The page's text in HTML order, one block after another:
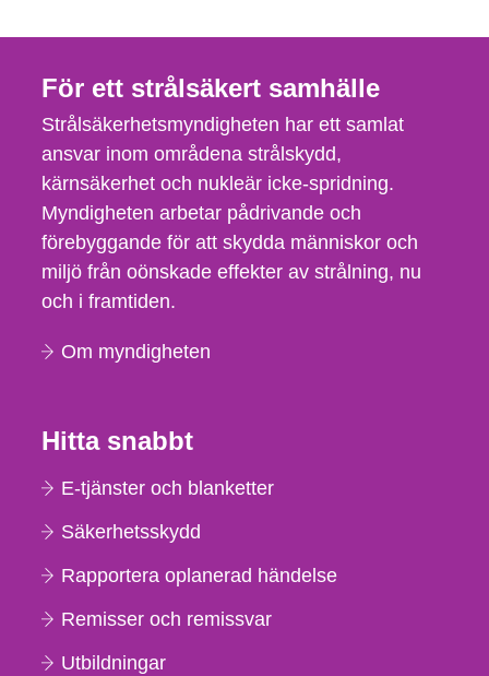
För ett strålsäkert samhälle
Strålsäkerhetsmyndigheten har ett samlat
ansvar inom områdena strålskydd,
kärnsäkerhet och nukleär icke-spridning.
Myndigheten arbetar pådrivande och
förebyggande för att skydda människor och
miljö från oönskade effekter av strålning, nu
och i framtiden.
Om myndigheten
Hitta snabbt
E-tjänster och blanketter
Säkerhetsskydd
Rapportera oplanerad händelse
Remisser och remissvar
Utbildningar